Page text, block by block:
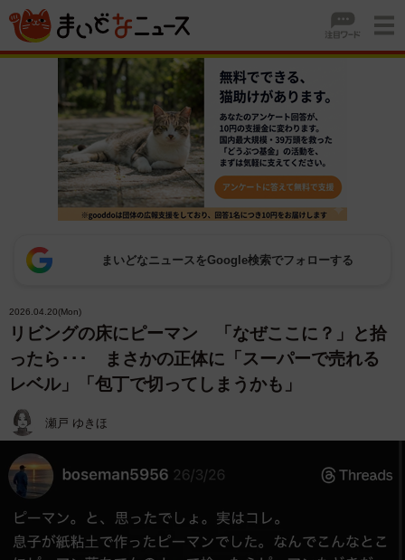
まいどなニュースをGoogle検索でフォローする
2026.04.20(Mon)
リビングの床にピーマン 「なぜここに？」と拾
ったら･･･ まさかの正体に「スーパーで売れる
レベル」「包丁で切ってしまうかも」
瀬戸 ゆきほ